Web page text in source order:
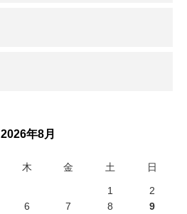
2026年8月
木 金 土 日
1
2
6 7 8
9